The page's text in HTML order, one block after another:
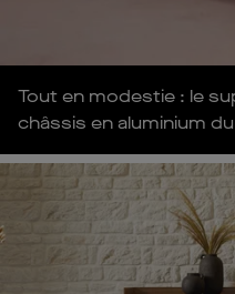
Tout en modestie : le
châssis en aluminium